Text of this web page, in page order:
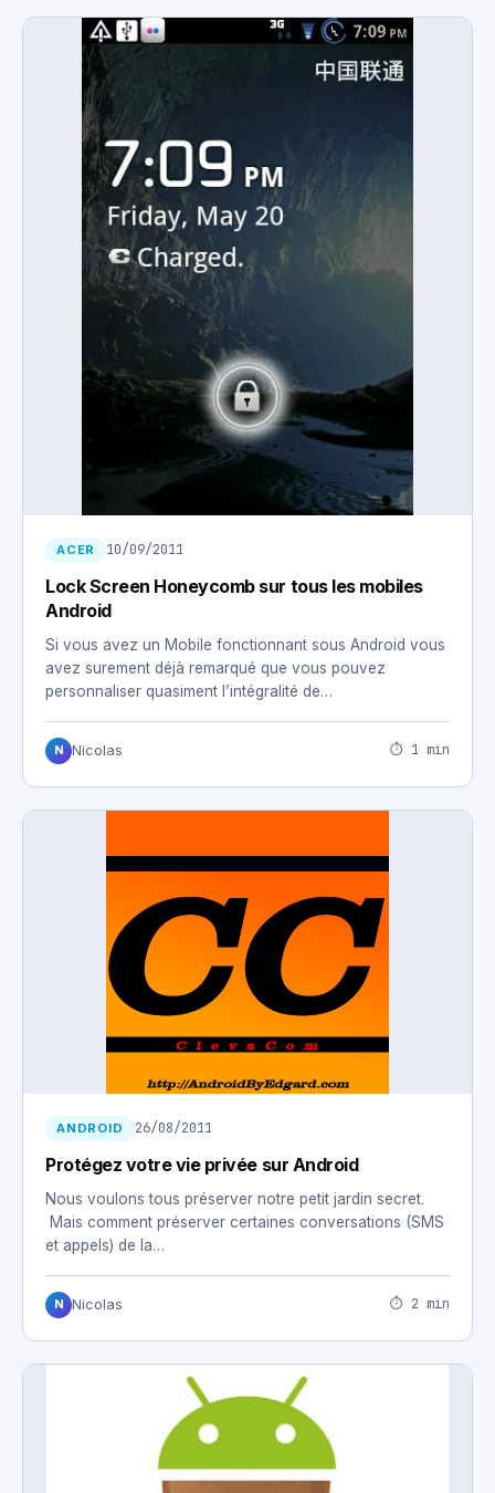
ACER 10/09/2011
Lock Screen Honeycomb sur tous les mobiles
Android
Si vous avez un Mobile fonctionnant sous Android vous
avez surement déjà remarqué que vous pouvez
personnaliser quasiment l’intégralité de…
N Nicolas ⏱ 1 min
ANDROID 26/08/2011
Protégez votre vie privée sur Android
Nous voulons tous préserver notre petit jardin secret.
Mais comment préserver certaines conversations (SMS
et appels) de la…
N Nicolas ⏱ 2 min